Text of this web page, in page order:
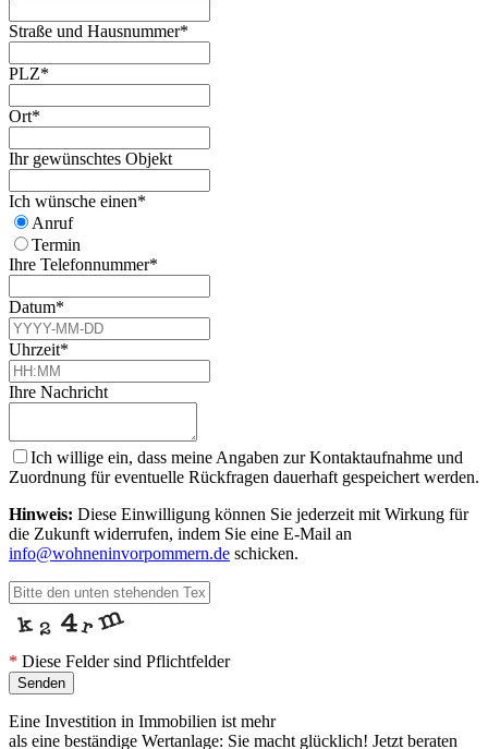
Straße und Hausnummer*
PLZ*
Ort*
Ihr gewünschtes Objekt
Ich wünsche einen*
Anruf
Termin
Ihre Telefonnummer*
Datum*
Uhrzeit*
Ihre Nachricht
Company
Name*
Ich willige ein, dass meine Angaben zur Kontaktaufnahme und
Zuordnung für eventuelle Rückfragen dauerhaft gespeichert werden.
Hinweis: Diese Einwilligung können Sie jederzeit mit Wirkung für
die Zukunft widerrufen, indem Sie eine E-Mail an
info@wohneninvorpommern.de schicken.
* Diese Felder sind Pflichtfelder
Senden
Eine Investition in Immobilien ist mehr
als eine beständige Wertanlage: Sie macht glücklich! Jetzt beraten